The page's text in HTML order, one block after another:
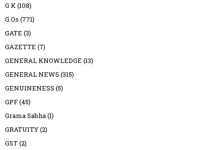
G K(108)
G.Os (771)
GATE (3)
GAZETTE (7)
GENERAL KNOWLEDGE (13)
GENERAL NEWS (315)
GENUINENESS (5)
GPF(45)
Grama Sabha(1)
GRATUITY(2)
GST(2)